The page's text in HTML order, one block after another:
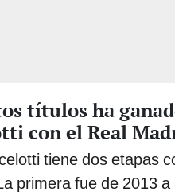
títulos ha
con el Real
tiene dos etapas
primera fue de 2013 a